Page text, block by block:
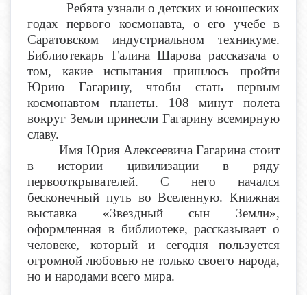
Ребята узнали о детских и юношеских
годах первого космонавта, о его учебе в
Саратовском индустриальном техникуме.
Библиотекарь Галина Шарова рассказала о
том, какие испытания пришлось пройти
Юрию Гагарину, чтобы стать первым
космонавтом планеты. 108 минут полета
вокруг Земли принесли Гагарину всемирную
славу.
Имя Юрия Алексеевича Гагарина стоит
в истории цивилизации в ряду
первооткрывателей. С него начался
бесконечный путь во Вселенную. Книжная
выставка «Звездный сын Земли»,
оформленная в библиотеке, рассказывает о
человеке, который и сегодня пользуется
огромной любовью не только своего народа,
но и народами всего мира.